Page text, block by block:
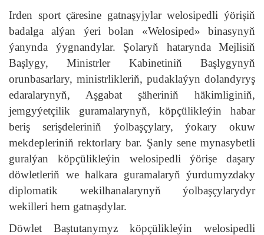
Irden sport çäresine gatnaşyjylar welosipedli ýörişiň
badalga alýan ýeri bolan «Welosiped» binasynyň
ýanynda ýygnandylar. Şolaryň hatarynda Mejlisiň
Başlygy, Ministrler Kabinetiniň Başlygynyň
orunbasarlary, ministrlikleriň, pudaklaýyn dolandyryş
edaralarynyň, Aşgabat şäheriniň häkimliginiň,
jemgyýetçilik guramalarynyň, köpçülikleýin habar
beriş serişdeleriniň ýolbaşçylary, ýokary okuw
mekdepleriniň rektorlary bar. Şanly sene mynasybetli
guralýan köpçülikleýin welosipedli ýörişe daşary
döwletleriň we halkara guramalaryň ýurdumyzdaky
diplomatik wekilhanalarynyň ýolbaşçylarydyr
wekilleri hem gatnaşdylar.
Döwlet Baştutanymyz köpçülikleýin welosipedli